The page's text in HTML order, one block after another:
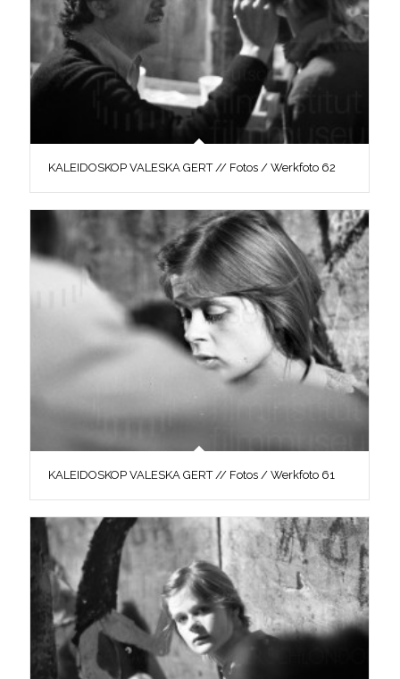
KALEIDOSKOP VALESKA GERT // Fotos / Werkfoto 62
KALEIDOSKOP VALESKA GERT // Fotos / Werkfoto 61